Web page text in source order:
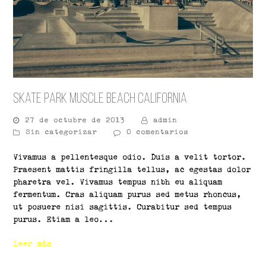
Skate Park Muscle Beach California
27 de octubre de 2013
admin
Sin categorizar
0 comentarios
Vivamus a pellentesque odio. Duis a velit tortor.
Praesent mattis fringilla tellus, ac egestas dolor
pharetra vel. Vivamus tempus nibh eu aliquam
fermentum. Cras aliquam purus sed metus rhoncus,
ut posuere nisi sagittis. Curabitur sed tempus
purus. Etiam a leo…
Leer más